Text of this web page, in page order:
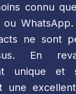
connu
ou
ne sont
En
unique
une